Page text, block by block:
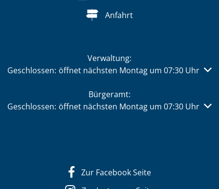
Anfahrt
Verwaltung:
Klicken, um weitere Öffnungs- oder Schließzeiten
Geschlossen: öffnet nächsten Montag um 07:30 Uhr
Bürgeramt:
Klicken, um weitere Öffnungs- oder Schließzeiten
Geschlossen: öffnet nächsten Montag um 07:30 Uhr
Zur Facebook Seite